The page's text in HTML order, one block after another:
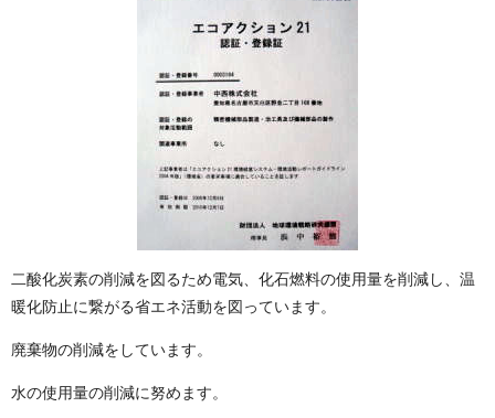
二酸化炭素の削減を図るため電気、化石燃料の使用量を削減し、温
暖化防止に繋がる省エネ活動を図っています。
廃棄物の削減をしています。
水の使用量の削減に努めます。